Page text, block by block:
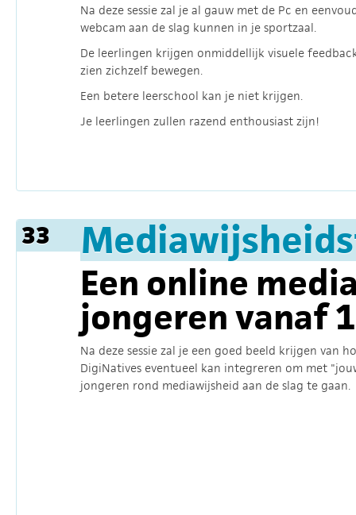
Na deze sessie zal je al gauw met de Pc en
webcam aan de slag kunnen in je sportzaal.
De leerlingen krijgen onmiddellijk visuele
zien zichzelf bewegen.
Een betere leerschool kan je niet krijgen.
Je leerlingen zullen razend enthousiast zijn!
33
Een online
jongeren vanaf
Na deze sessie zal je een goed beeld krijgen van
DigiNatives eventueel kan integreren om met
jongeren rond mediawijsheid aan de slag te gaan.